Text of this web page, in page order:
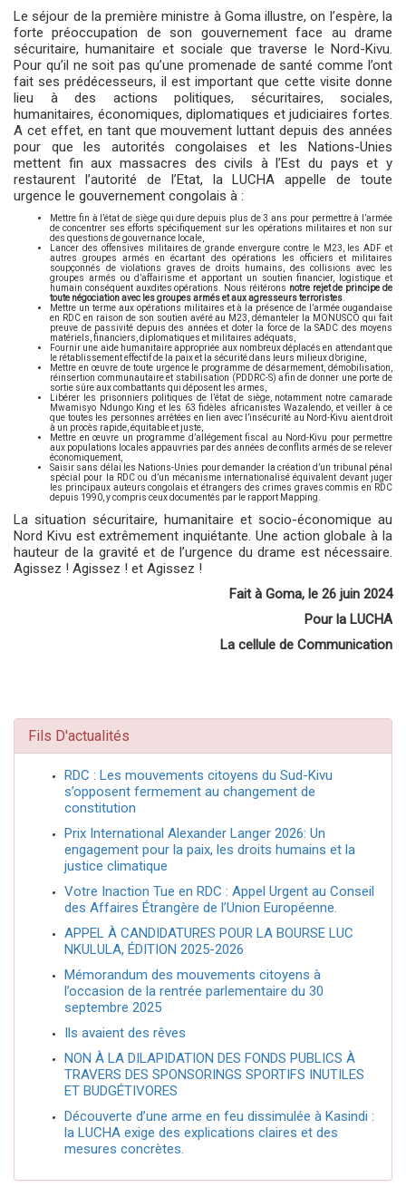
Le séjour de la première ministre à Goma illustre, on l’espère, la
forte préoccupation de son gouvernement face au drame
sécuritaire, humanitaire et sociale que traverse le Nord-Kivu.
Pour qu’il ne soit pas qu’une promenade de santé comme l’ont
fait ses prédécesseurs, il est important que cette visite donne
lieu à des actions politiques, sécuritaires, sociales,
humanitaires, économiques, diplomatiques et judiciaires fortes.
A cet effet, en tant que mouvement luttant depuis des années
pour que les autorités congolaises et les Nations-Unies
mettent fin aux massacres des civils à l’Est du pays et y
restaurent l’autorité de l’Etat, la LUCHA appelle de toute
urgence le gouvernement congolais à :
Mettre fin à l’état de siège qui dure depuis plus de 3 ans pour permettre à l’armée
de concentrer ses efforts spécifiquement sur les opérations militaires et non sur
des questions de gouvernance locale,
Lancer des offensives militaires de grande envergure contre le M23, les ADF et
autres groupes armés en écartant des opérations les officiers et militaires
soupçonnés de violations graves de droits humains, des collisions avec les
groupes armés ou d’affairisme et apportant un soutien financier, logistique et
humain conséquent auxdites opérations. Nous réitérons notre rejet de principe de
toute négociation avec les groupes armés et aux agresseurs terroristes
Mettre un terme aux opérations militaires et à la présence de l’armée ougandaise
en RDC en raison de son soutien avéré au M23, démanteler la MONUSCO qui fait
preuve de passivité depuis des années et doter la force de la SADC des moyens
matériels, financiers, diplomatiques et militaires adéquats,
Fournir une aide humanitaire appropriée aux nombreux déplacés en attendant que
le rétablissement effectif de la paix et la sécurité dans leurs milieux d’origine,
Mettre en œuvre de toute urgence le programme de désarmement, démobilisation,
réinsertion communautaire et stabilisation (PDDRC-S) afin de donner une porte de
sortie sûre aux combattants qui déposent les armes,
Libérer les prisonniers politiques de l’état de siège, notamment notre camarade
Mwamisyo Ndungo King et les 63 fidèles africanistes Wazalendo, et veiller à ce
que toutes les personnes arrêtées en lien avec l’insécurité au Nord-Kivu aient droit
à un procès rapide, équitable et juste,
Mettre en œuvre un programme d’allégement fiscal au Nord-Kivu pour permettre
aux populations locales appauvries par des années de conflits armés de se relever
économiquement,
Saisir sans délai les Nations-Unies pour demander la création d’un tribunal pénal
spécial pour la RDC ou d’un mécanisme internationalisé équivalent devant juger
les principaux auteurs congolais et étrangers des crimes graves commis en RDC
depuis 1990, y compris ceux documentés par le rapport Mapping.
La situation sécuritaire, humanitaire et socio-économique au
Nord Kivu est extrêmement inquiétante. Une action globale à la
hauteur de la gravité et de l’urgence du drame est nécessaire.
Agissez ! Agissez ! et Agissez !
Fait à Goma, le 26 juin 2024
Pour la LUCHA
La cellule de Communication
Fils D'actualités
RDC : Les mouvements citoyens du Sud-Kivu
s’opposent fermement au changement de
constitution
Prix International Alexander Langer 2026: Un
engagement pour la paix, les droits humains et la
justice climatique
Votre Inaction Tue en RDC : Appel Urgent au Conseil
des Affaires Étrangère de l’Union Européenne.
APPEL À CANDIDATURES POUR LA BOURSE LUC
NKULULA, ÉDITION 2025-2026
Mémorandum des mouvements citoyens à
l’occasion de la rentrée parlementaire du 30
septembre 2025
Ils avaient des rêves
NON À LA DILAPIDATION DES FONDS PUBLICS À
TRAVERS DES SPONSORINGS SPORTIFS INUTILES
ET BUDGÉTIVORES
Découverte d’une arme en feu dissimulée à Kasindi :
la LUCHA exige des explications claires et des
mesures concrètes.